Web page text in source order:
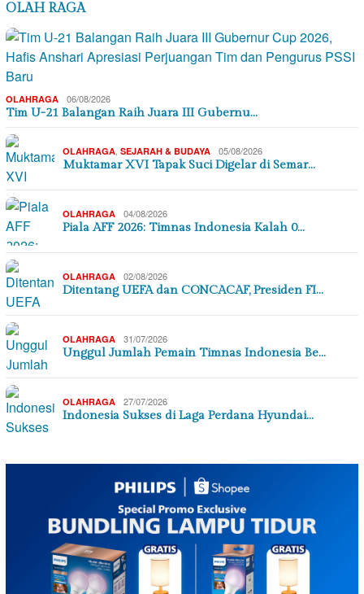
OLAH RAGA
OLAHRAGA 06/08/2026
Tim U-21 Balangan Raih Juara III Gubernu…
OLAHRAGA SEJARAH & BUDAYA 05/08/2026
Muktamar XVI Tapak Suci Digelar di Semar…
OLAHRAGA 04/08/2026
Piala AFF 2026: Timnas Indonesia Kalah 0…
OLAHRAGA 02/08/2026
Ditentang UEFA dan CONCACAF, Presiden FI…
OLAHRAGA 31/07/2026
Unggul Jumlah Pemain Timnas Indonesia Be…
OLAHRAGA 27/07/2026
Indonesia Sukses di Laga Perdana Hyundai…